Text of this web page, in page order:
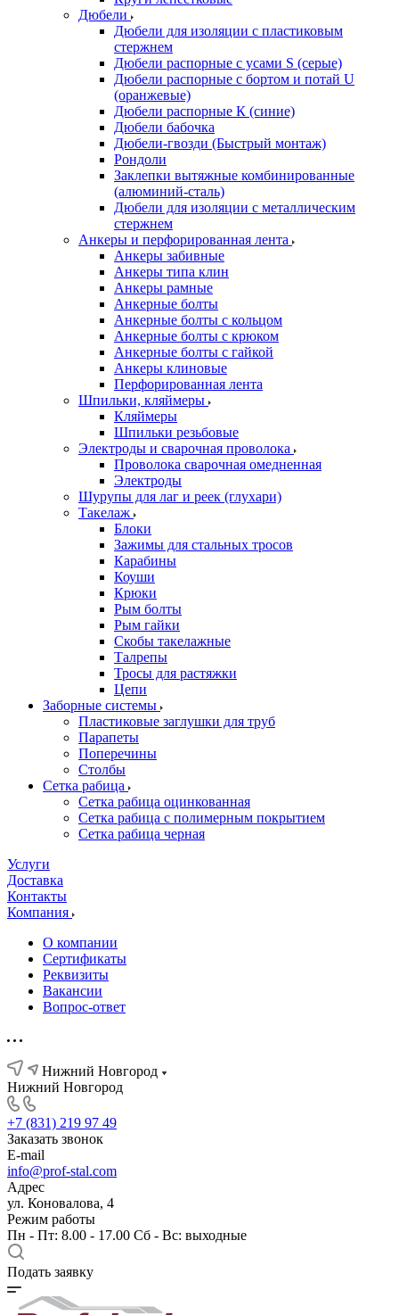
Дюбели
Дюбели для изоляции с пластиковым
стержнем
Дюбели распорные с усами S (серые)
Дюбели распорные c бортом и потай U
(оранжевые)
Дюбели распорные К (синие)
Дюбели бабочка
Дюбели-гвозди (Быстрый монтаж)
Рондоли
Заклепки вытяжные комбинированные
(алюминий-сталь)
Дюбели для изоляции с металлическим
стержнем
Анкеры и перфорированная лента
Анкеры забивные
Анкеры типа клин
Анкеры рамные
Анкерные болты
Анкерные болты с кольцом
Анкерные болты с крюком
Анкерные болты с гайкой
Анкеры клиновые
Перфорированная лента
Шпильки, кляймеры
Кляймеры
Шпильки резьбовые
Электроды и сварочная проволока
Проволока сварочная омедненная
Электроды
Шурупы для лаг и реек (глухари)
Такелаж
Блоки
Зажимы для стальных тросов
Карабины
Коуши
Крюки
Рым болты
Рым гайки
Скобы такелажные
Талрепы
Тросы для растяжки
Цепи
Заборные системы
Пластиковые заглушки для труб
Парапеты
Поперечины
Столбы
Сетка рабица
Сетка рабица оцинкованная
Сетка рабица с полимерным покрытием
Сетка рабица черная
Услуги
Доставка
Контакты
Компания
О компании
Сертификаты
Реквизиты
Вакансии
Вопрос-ответ
Нижний Новгород
Нижний Новгород
+7 (831) 219 97 49
Заказать звонок
E-mail
info@prof-stal.com
Адрес
ул. Коновалова, 4
Режим работы
Пн - Пт: 8.00 - 17.00 Сб - Вс: выходные
Подать заявку